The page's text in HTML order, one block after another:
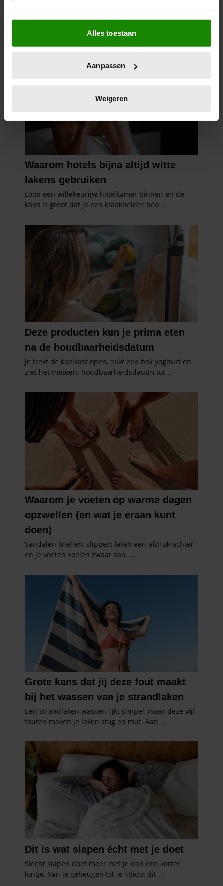
Als u het toestaat, willen we ook graag:
Informatie verzamelen over uw geografische
locatie, die tot een paar meter nauwkeurig kan zijn
scannen op specifieke eigenschappen (fingerprinting)
verwerkt en stel uw voorkeuren in het
intrekken in de Cookieverklaring.
We gebruiken cookies om content en advertenties te
personaliseren, om functies voor social media te bieden
en om ons websiteverkeer te analyseren. Ook delen we
informatie over uw gebruik van onze site met onze
partners voor social media, adverteren en analyse. Deze
partners kunnen deze gegevens combineren met andere
verzameld op basis van uw gebruik van hun services. U
gaat akkoord met onze cookies als u onze website blijft
Alles toestaan
Aanpassen
Weigeren